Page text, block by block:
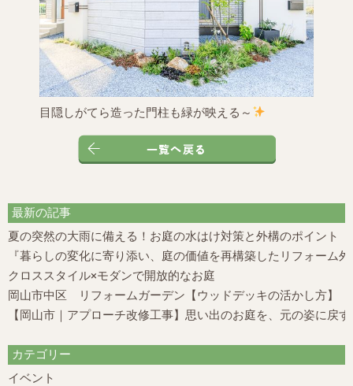
目隠しがてら造った門柱も緑が映える～
最新の記事
夏の突然の大雨に備える！お庭の水はけ対策と外構のポイント
『暮らしの変化に寄り添い、庭の価値を再構築したリフォーム
クロススタイル×モダンで開放的なお庭
岡山市中区 リフォームガーデン【ウッドデッキの活かし方】
【岡山市｜アプローチ改修工事】思い出のお庭を、元の姿に戻
カテゴリー
イベント